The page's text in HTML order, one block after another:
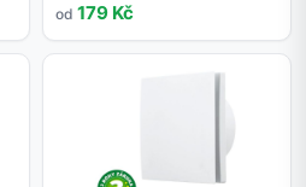
od 179 Kč